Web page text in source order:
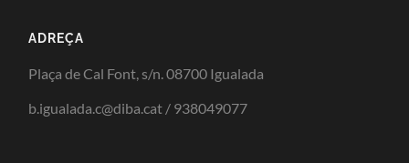
ADREÇA
Plaça de Cal Font, s/n. 08700 Igualada
b.igualada.c@diba.cat / 938049077